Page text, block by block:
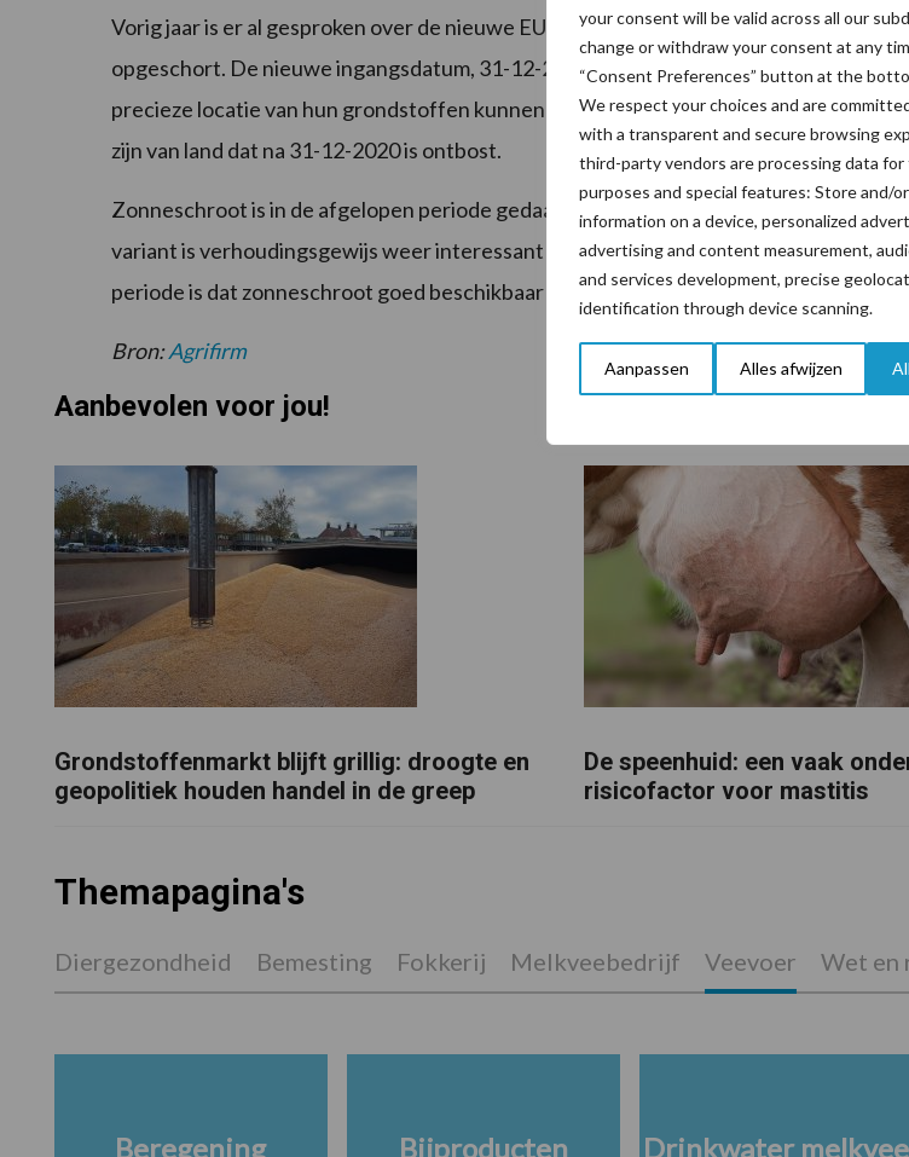
your consent will be valid across all our
change or withdraw your consent at any
“Consent Preferences” button at the
We respect your choices and are
with a transparent and secure browsing
third-party vendors are processing data
purposes and special features: Store and/
information on a device, personalized
advertising and content measurement,
and services development, precise
identification through device scanning.
Aanpassen Alles afwijzen
Vorig jaar is er al gesproken over de nieuwe EUDR-wetgeving; uiteindelijk is deze
opgeschort. De nieuwe ingangsdatum, 31-12-2025, lijkt van kracht te blijven. Telers
precieze locatie van hun grondstoffen kunnen aantonen en de grondstoffen mogen
zijn van land dat na 31-12-2020 is ontbost.
Zonneschroot is in de afgelopen periode gedaald in prijs en goed beschikbaar. Met
variant is verhoudingsgewijs weer interessant om te voeren. De verwachting voor
periode is dat zonneschroot goed beschikbaar blijft.
Bron:Agrifirm
Aanbevolen voor jou!
Grondstoffenmarkt blijft grillig: droogte en
geopolitiek houden handel in de greep
De speenhuid: een vaak
risicofactor voor mastitis
Themapagina's
Diergezondheid Bemesting Fokkerij Melkveebedrijf Veevoer Wet en
Beregening Bijproducten Drinkwater melkvee